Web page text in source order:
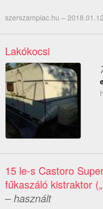
szerszampiac.hu –
Lakókocsi
15 le-s Castoro
fűkaszáló kistraktor
– használt